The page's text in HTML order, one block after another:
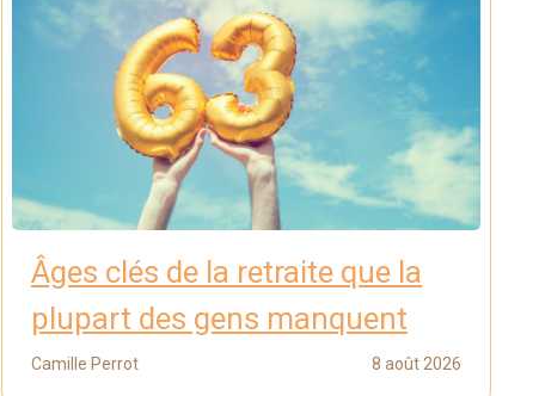
Âges clés de la retraite que la
plupart des gens manquent
Camille Perrot 8 août 2026